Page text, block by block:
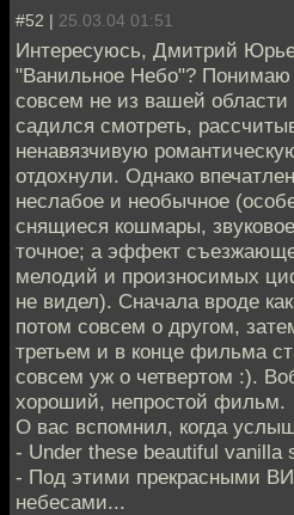
#52 | 25.03.04 01:51
Интересуюсь, Дмитрий
"Ванильное Небо"? Понимаю
совсем не из вашей области
садился смотреть,
ненавязчивую
отдохнули. Однако
неслабое и необычное
снящиеся кошмары,
точное; а эффект
мелодий и произносимых
не видел). Сначала вроде
потом совсем о другом,
третьем и в конце фильма
совсем уж о четвертом :).
хороший, непростой фильм.
О вас вспомнил, когда
- Under these beautiful vanilla
- Под этими прекрасными
небесами...